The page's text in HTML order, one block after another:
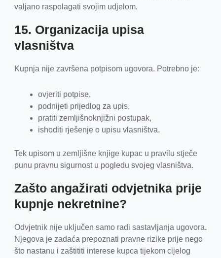
valjano raspolagati svojim udjelom.
15. Organizacija upisa
vlasništva
Kupnja nije završena potpisom ugovora. Potrebno je:
ovjeriti potpise,
podnijeti prijedlog za upis,
pratiti zemljišnoknjižni postupak,
ishoditi rješenje o upisu vlasništva.
Tek upisom u zemljišne knjige kupac u pravilu stječe
punu pravnu sigurnost u pogledu svojeg vlasništva.
Zašto angažirati odvjetnika prije
kupnje nekretnine?
Odvjetnik nije uključen samo radi sastavljanja ugovora.
Njegova je zadaća prepoznati pravne rizike prije nego
što nastanu i zaštititi interese kupca tijekom cijelog